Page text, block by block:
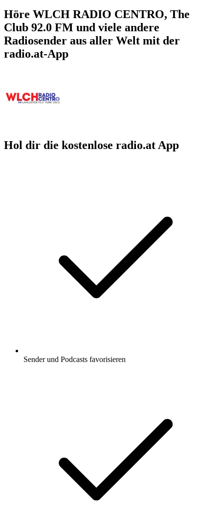
Höre WLCH RADIO CENTRO, The
Club 92.0 FM und viele andere
Radiosender aus aller Welt mit der
radio.at-App
Hol dir die kostenlose radio.at App
Sender und Podcasts favorisieren